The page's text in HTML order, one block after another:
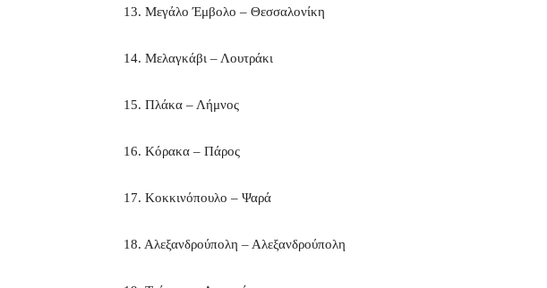
13. Μεγάλο Έμβολο – Θεσσαλονίκη
14. Μελαγκάβι – Λουτράκι
15. Πλάκα – Λήμνος
16. Κόρακα – Πάρος
17. Κοκκινόπουλο – Ψαρά
18. Αλεξανδρούπολη – Αλεξανδρούπολη